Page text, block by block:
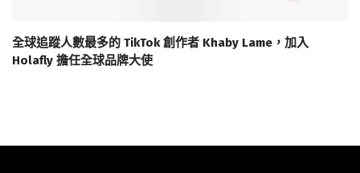
全球追蹤人數最多的 TikTok 創作者 Khaby Lame，加入
Holafly 擔任全球品牌大使